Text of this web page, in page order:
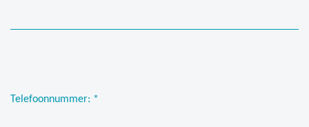
Telefoonnummer: *